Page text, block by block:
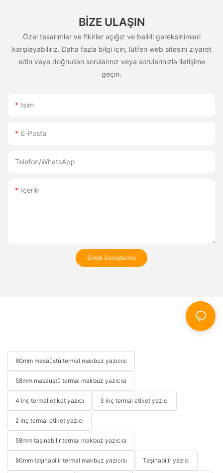
BIZE ULAŞIN
Özel tasarımlar ve fikirler açığız ve belirli gereksinimleri
karşılayabiliriz. Daha fazla bilgi için, lütfen web sitesini ziyaret
edin veya doğrudan sorularınız veya sorularınızla iletişime
geçin.
Isim
E-Posta
Telefon/WhatsApp
Içerik
Şimdi Soruşturma
80mm masaüstü termal makbuz yazıcısı
58mm masaüstü termal makbuz yazıcısı
4 inç termal etiket yazıcı 3 inç termal etiket yazıcı
2 inç termal etiket yazıcı
58mm taşınabilir termal makbuz yazıcısı
80mm taşınabilir termal makbuz yazıcısı Taşınabilir yazıcı